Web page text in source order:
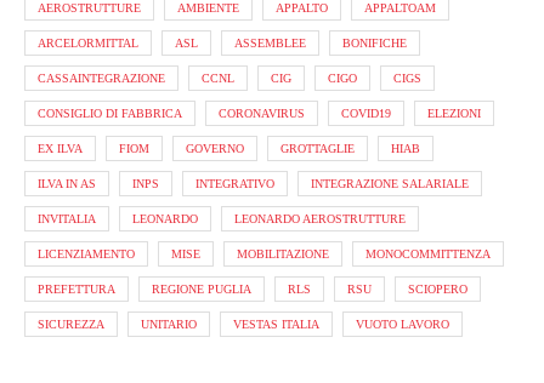
AEROSTRUTTURE AMBIENTE APPALTO APPALTOAM
ARCELORMITTAL ASL ASSEMBLEE BONIFICHE
CASSAINTEGRAZIONE CCNL CIG CIGO CIGS
CONSIGLIO DI FABBRICA CORONAVIRUS COVID19 ELEZIONI
EX ILVA FIOM GOVERNO GROTTAGLIE HIAB
ILVA IN AS INPS INTEGRATIVO INTEGRAZIONE SALARIALE
INVITALIA LEONARDO LEONARDO AEROSTRUTTURE
LICENZIAMENTO MISE MOBILITAZIONE MONOCOMMITTENZA
PREFETTURA REGIONE PUGLIA RLS RSU SCIOPERO
SICUREZZA UNITARIO VESTAS ITALIA VUOTO LAVORO